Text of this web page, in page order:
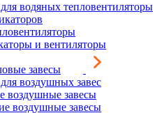
водяных тепловентиляторы
и вентиляторы
завесы
воздушных завес
воздушные завесы
воздушные завесы